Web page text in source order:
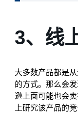
3、线
大多数产品都是
的方式。那么会
逊上面可能也会
上研究该产品的